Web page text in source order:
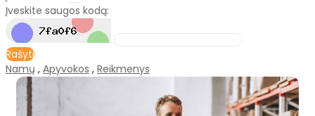
Įveskite saugos kodą:
Rašyti
Namų , Apyvokos , Reikmenys